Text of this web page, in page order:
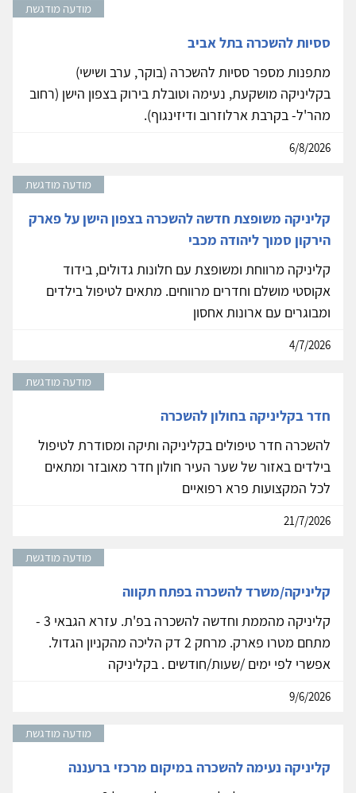
מודעה מודגשת
ססיות להשכרה בתל אביב
מתפנות מספר ססיות להשכרה (בוקר, ערב ושישי)
בקליניקה מושקעת, נעימה וטובלת בירוק בצפון הישן (רחוב
מהר'ל- בקרבת ארלוזרוב ודיזינגוף).
6/8/2026
מודעה מודגשת
קליניקה משופצת חדשה להשכרה בצפון הישן על פארק
הירקון סמוך ליהודה מכבי
קליניקה מרווחת ומשופצת עם חלונות גדולים, בידוד
אקוסטי מושלם וחדרים מרווחים. מתאים לטיפול בילדים
ומבוגרים עם ארונות אחסון
4/7/2026
מודעה מודגשת
חדר בקליניקה בחולון להשכרה
להשכרה חדר טיפולים בקליניקה ותיקה ומסודרת לטיפול
בילדים באזור של שער העיר חולון חדר מאובזר ומתאים
לכל המקצועות פרא רפואיים
21/7/2026
מודעה מודגשת
קליניקה/משרד להשכרה בפתח תקווה
קליניקה מהממת וחדשה להשכרה בפ'ת. עזרא הגבאי 3 -
מתחם מטרו פארק. מרחק 2 דק הליכה מהקניון הגדול.
אפשרי לפי ימים /שעות/חודשים . בקליניקה
9/6/2026
מודעה מודגשת
קליניקה נעימה להשכרה במיקום מרכזי ברעננה